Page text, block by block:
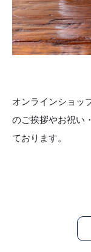
オンラインショッ
のご挨拶やお祝い
ております。